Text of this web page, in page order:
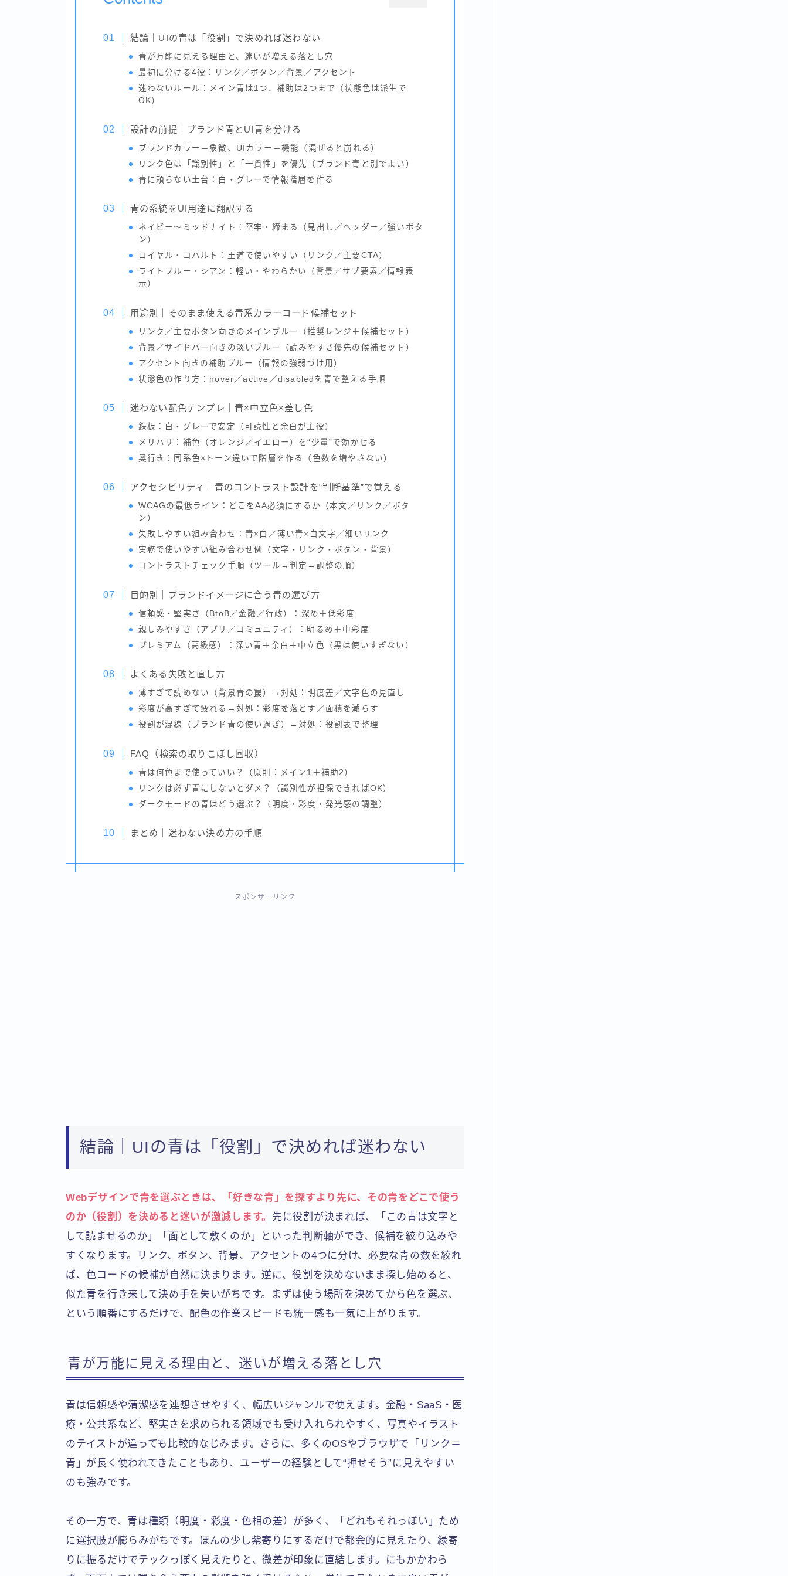
結論｜UIの青は「役割」で決めれば迷わない
青が万能に見える理由と、迷いが増える落とし穴
最初に分ける4役：リンク／ボタン／背景／アクセント
迷わないルール：メイン青は1つ、補助は2つまで（状態色は派生で
OK）
設計の前提｜ブランド青とUI青を分ける
ブランドカラー＝象徴、UIカラー＝機能（混ぜると崩れる）
リンク色は「識別性」と「一貫性」を優先（ブランド青と別でよい）
青に頼らない土台：白・グレーで情報階層を作る
青の系統をUI用途に翻訳する
ネイビー〜ミッドナイト：堅牢・締まる（見出し／ヘッダー／強いボタ
ン）
ロイヤル・コバルト：王道で使いやすい（リンク／主要CTA）
ライトブルー・シアン：軽い・やわらかい（背景／サブ要素／情報表
示）
用途別｜そのまま使える青系カラーコード候補セット
リンク／主要ボタン向きのメインブルー（推奨レンジ＋候補セット）
背景／サイドバー向きの淡いブルー（読みやすさ優先の候補セット）
アクセント向きの補助ブルー（情報の強弱づけ用）
状態色の作り方：hover／active／disabledを青で整える手順
迷わない配色テンプレ｜青×中立色×差し色
鉄板：白・グレーで安定（可読性と余白が主役）
メリハリ：補色（オレンジ／イエロー）を“少量”で効かせる
奥行き：同系色×トーン違いで階層を作る（色数を増やさない）
アクセシビリティ｜青のコントラスト設計を“判断基準”で覚える
WCAGの最低ライン：どこをAA必須にするか（本文／リンク／ボタ
ン）
失敗しやすい組み合わせ：青×白／薄い青×白文字／細いリンク
実務で使いやすい組み合わせ例（文字・リンク・ボタン・背景）
コントラストチェック手順（ツール→判定→調整の順）
目的別｜ブランドイメージに合う青の選び方
信頼感・堅実さ（BtoB／金融／行政）：深め＋低彩度
親しみやすさ（アプリ／コミュニティ）：明るめ＋中彩度
プレミアム（高級感）：深い青＋余白＋中立色（黒は使いすぎない）
よくある失敗と直し方
薄すぎて読めない（背景青の罠）→対処：明度差／文字色の見直し
彩度が高すぎて疲れる→対処：彩度を落とす／面積を減らす
役割が混線（ブランド青の使い過ぎ）→対処：役割表で整理
FAQ（検索の取りこぼし回収）
青は何色まで使っていい？（原則：メイン1＋補助2）
リンクは必ず青にしないとダメ？（識別性が担保できればOK）
ダークモードの青はどう選ぶ？（明度・彩度・発光感の調整）
まとめ｜迷わない決め方の手順
スポンサーリンク
結論｜UIの青は「役割」で決めれば迷わない
Webデザインで青を選ぶときは、「好きな青」を探すより先に、その青をどこで使う
のか（役割）を決めると迷いが激減します。 先に役割が決まれば、「この青は文字と
して読ませるのか」「面として敷くのか」といった判断軸ができ、候補を絞り込みや
すくなります。リンク、ボタン、背景、アクセントの4つに分け、必要な青の数を絞れ
ば、色コードの候補が自然に決まります。逆に、役割を決めないまま探し始めると、
似た青を行き来して決め手を失いがちです。まずは使う場所を決めてから色を選ぶ、
という順番にするだけで、配色の作業スピードも統一感も一気に上がります。
青が万能に見える理由と、迷いが増える落とし穴
青は信頼感や清潔感を連想させやすく、幅広いジャンルで使えます。金融・SaaS・医
療・公共系など、堅実さを求められる領域でも受け入れられやすく、写真やイラスト
のテイストが違っても比較的なじみます。さらに、多くのOSやブラウザで「リンク＝
青」が長く使われてきたこともあり、ユーザーの経験として“押せそう”に見えやすい
のも強みです。
その一方で、青は種類（明度・彩度・色相の差）が多く、「どれもそれっぽい」ため
に選択肢が膨らみがちです。ほんの少し紫寄りにするだけで都会的に見えたり、緑寄
りに振るだけでテックっぽく見えたりと、微差が印象に直結します。にもかかわら